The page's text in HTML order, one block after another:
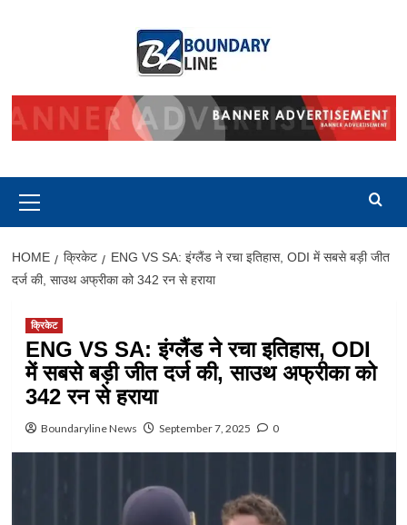
Menu
HOME क्रिकेट
ENG VS SA: इंग्लैंड ने रचा इतिहास, ODI में सबसे बड़ी जीत
दर्ज की, साउथ अफ्रीका को 342 रन से हराया
क्रिकेट
ENG VS SA: इंग्लैंड ने रचा इतिहास, ODI
में सबसे बड़ी जीत दर्ज की, साउथ अफ्रीका को
342 रन से हराया
Boundaryline News September 7, 2025 0